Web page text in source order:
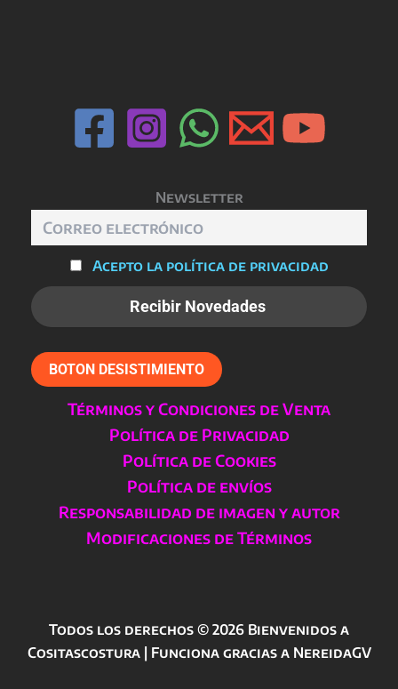
Newsletter
Acepto la política de privacidad
BOTON DESISTIMIENTO
Términos y Condiciones de Venta
Política de Privacidad
Política de Cookies
Política de envíos
Responsabilidad de imagen y autor
Modificaciones de Términos
Todos los derechos © 2026 Bienvenidos a
Cositascostura | Funciona gracias a NereidaGV